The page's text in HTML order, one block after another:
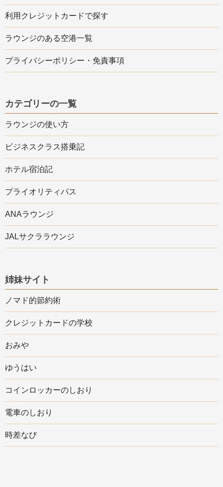
利用クレジットカードで探す
ラウンジのある空港一覧
プライバシーポリシー・免責事項
カテゴリーの一覧
ラウンジの使い方
ビジネスクラス搭乗記
ホテル宿泊記
プライオリティパス
ANAラウンジ
JALサクララウンジ
姉妹サイト
ノマド的節約術
クレジットカードの学校
おみや
ゆうはい
コインロッカーのしおり
電車のしおり
時差なび